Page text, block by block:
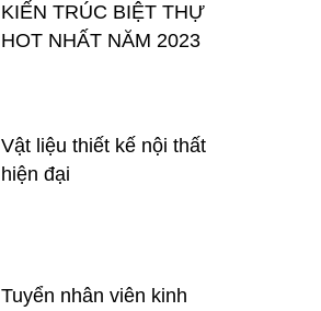
KIẾN TRÚC BIỆT THỰ
HOT NHẤT NĂM 2023
Vật liệu thiết kế nội thất
hiện đại
Tuyển nhân viên kinh